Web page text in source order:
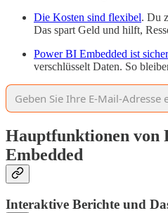
Die Kosten sind flexibel. Du
Das spart Geld und hilft,
Power BI Embedded ist sicher
verschlüsselt Daten. So
Hauptfunktionen von
Embedded
Interaktive Berichte und